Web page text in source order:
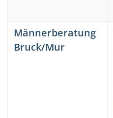
Männerberatung
Bruck/Mur